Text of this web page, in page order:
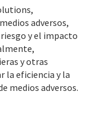
adversos,
y el impacto
y otras
la eficiencia y la
medios adversos.